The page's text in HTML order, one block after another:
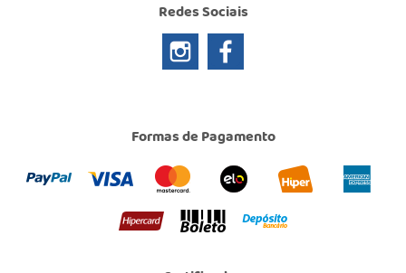
Redes Sociais
Formas de Pagamento